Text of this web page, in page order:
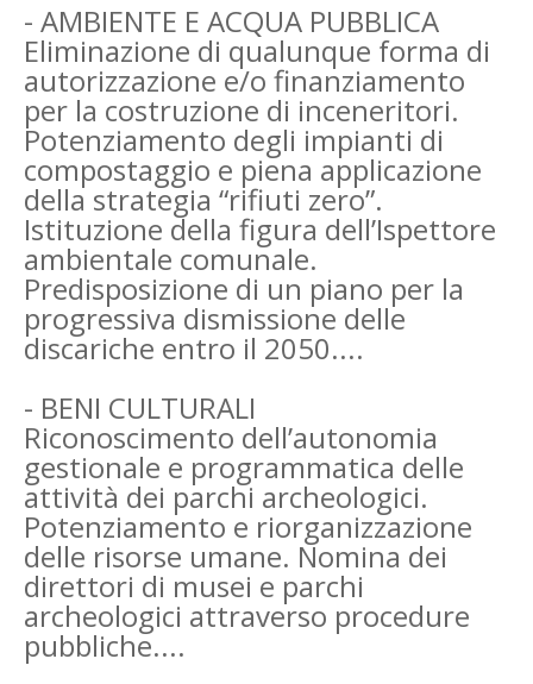
- AMBIENTE E ACQUA PUBBLICA
Eliminazione di qualunque forma di
autorizzazione e/o finanziamento
per la costruzione di inceneritori.
Potenziamento degli impianti di
compostaggio e piena applicazione
della strategia “rifiuti zero”.
Istituzione della figura dell’Ispettore
ambientale comunale.
Predisposizione di un piano per la
progressiva dismissione delle
discariche entro il 2050....
- BENI CULTURALI
Riconoscimento dell’autonomia
gestionale e programmatica delle
attività dei parchi archeologici.
Potenziamento e riorganizzazione
delle risorse umane. Nomina dei
direttori di musei e parchi
archeologici attraverso procedure
pubbliche....